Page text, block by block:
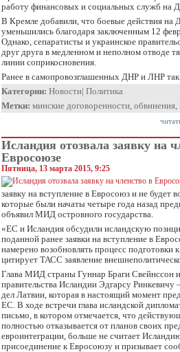
работу финансовых и социальных служб на
В Кремле добавили, что боевые действия на
уменьшились благодаря заключенным 12
Однако, сепаратисты и украинское
друг друга в медленном и неполном отводе
линии соприкосновения.
Ранее в самопровозглашенных ДНР и ЛНР
Категории: Новости| Политика
Метки: минские договоренности, обвинения,
Исландия отозвала заявку на
Евросоюзе
Пятница, 13 марта 2015, 9:25
заявку на вступление в Евросоюз и не будет
которые были начаты четыре года назад
объявил МИД островного государства.
«ЕС и Исландия обсудили исландскую
поданной ранее заявки на вступление в
намерено возобновлять процесс
цитирует ТАСС заявление
Глава МИД страны Гуннар Браги Свейнссон
правительства Исландии Эдгарсу
дел Латвии, которая в настоящий момент
ЕС. В ходе встречи глава исландской
письмо, в котором отмечается, что
полностью отказывается от планов своих
евроинтеграции, больше не считает
присоединение к Евросоюзу и призывает